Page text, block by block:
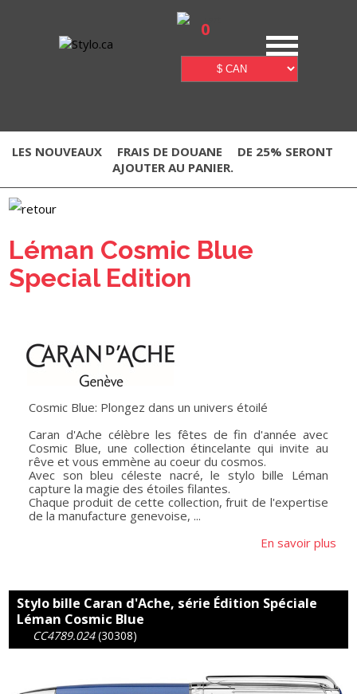
0
LES NOUVEAUX FRAIS DE DOUANE
DE 25% SERONT
AJOUTER AU PANIER.
Léman Cosmic Blue
Special Edition
Cosmic Blue: Plongez dans un univers étoilé
Caran d'Ache célèbre les fêtes de fin d'année avec
Cosmic Blue, une collection étincelante qui invite au
rêve et vous emmène au coeur du cosmos.
Avec son bleu céleste nacré, le stylo bille Léman
capture la magie des étoiles filantes.
Chaque produit de cette collection, fruit de l'expertise
de la manufacture genevoise, ...
En savoir plus
Stylo bille Caran d'Ache, série Édition Spéciale
Léman Cosmic Blue
CC4789.024 (30308)